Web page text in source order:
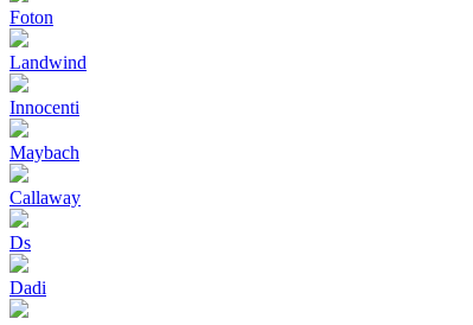
Foton
Landwind
Innocenti
Maybach
Callaway
Ds
Dadi